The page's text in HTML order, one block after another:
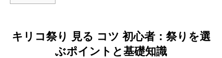
キリコ祭り 見る コツ 初心者：祭りを選
ぶポイントと基礎知識